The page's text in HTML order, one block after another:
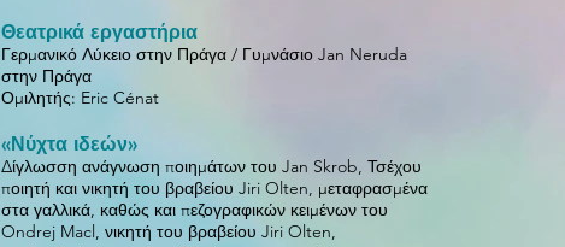
Θεατρικά εργαστήρια
Γερμανικό Λύκειο στην Πράγα / Γυμνάσιο Jan Neruda
στην Πράγα
Ομιλητής: Eric Cénat
«Νύχτα ιδεών»
Δίγλωσση ανάγνωση ποιημάτων του Jan Skrob, Τσέχου
ποιητή και νικητή του βραβείου Jiri Olten, μεταφρασμένα
στα γαλλικά, καθώς και πεζογραφικών κειμένων του
Ondrej Macl, νικητή του βραβείου Jiri Olten,